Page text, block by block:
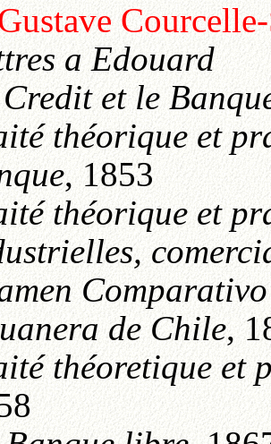
a Edouard
et le
théorique et
, 1853
théorique et
de Chile,
théoretique et